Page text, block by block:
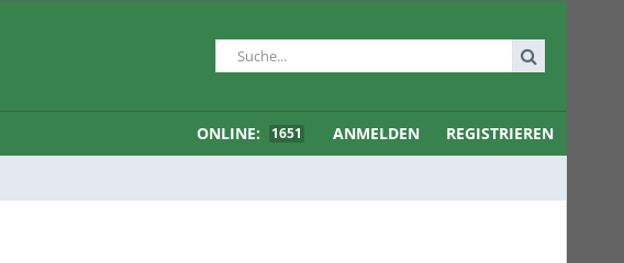
ONLINE: 1651 ANMELDEN REGISTRIEREN